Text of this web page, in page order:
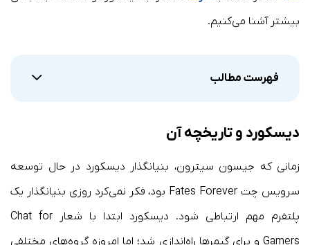
بیشتر آشنا می‌کنیم.
فهرست مطالب
دیسکورد و تاریخچه آن
زمانی که جیسون سیترون، بنیانگذار دیسکورد در حال توسعه
سرویس چت Fates Forever بود، فکر نمی‌کرد روزی بنیانگذار یک
پلتفرم مهم ارتباطی شود. دیسکورد ابتدا با شعار Chat for
Gamers و برای گیمرها راه‌اندازی شد؛ اما امروزه گروه‌های مختلفی